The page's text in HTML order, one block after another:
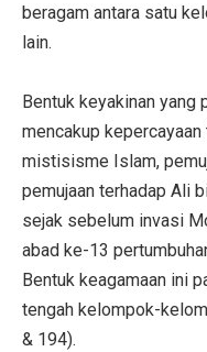
beragam antara satu
lain.
Bentuk keyakinan yang
mencakup
mistisisme Islam,
pemujaan terhadap Ali
sejak sebelum invasi
abad ke-13
Bentuk keagamaan ini
tengah kelompok-
& 194).